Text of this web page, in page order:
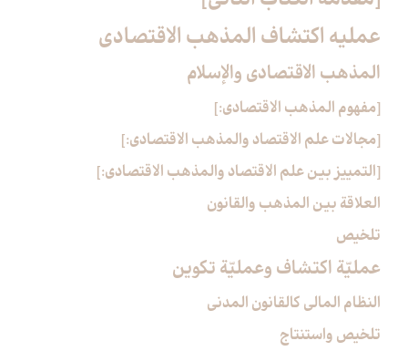
عمليه اكتشاف المذهب الاقتصادي‏
المذهب الاقتصادي والإسلام‏
[مفهوم المذهب الاقتصادي:]
[مجالات علم الاقتصاد والمذهب الاقتصادي:]
[التمييز بين علم الاقتصاد والمذهب الاقتصادي:]
العلاقة بين المذهب والقانون
تلخيص
عمليّة اكتشاف وعمليّة تكوين‏
النظام المالي كالقانون المدني
تلخيص واستنتاج